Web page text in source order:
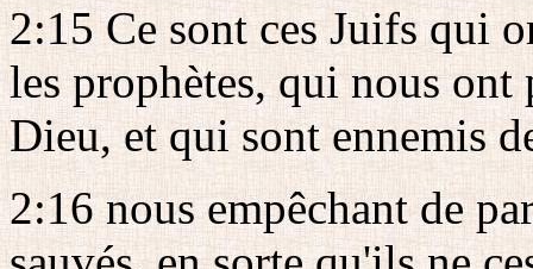
2:15 Ce sont ces Juifs qui
les prophètes, qui nous ont
Dieu, et qui sont ennemis
2:16 nous empêchant de